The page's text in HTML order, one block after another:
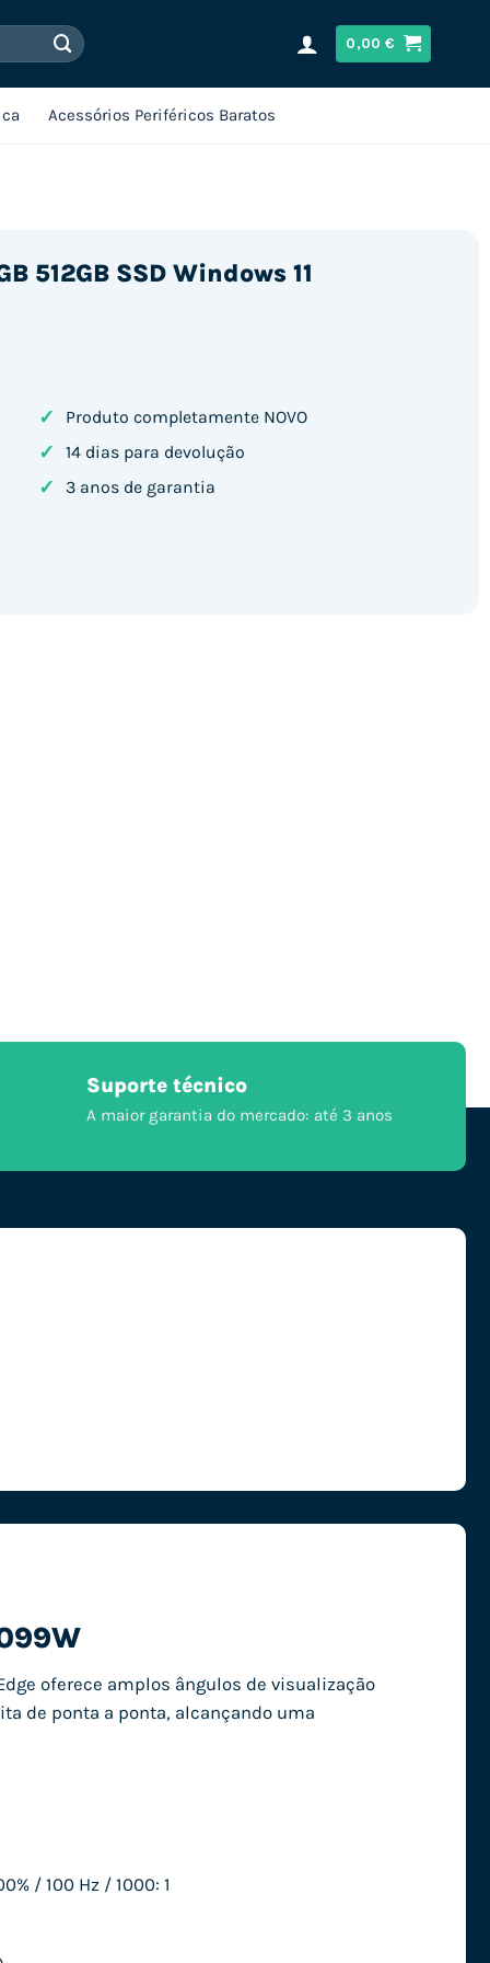
0,00€
Acessórios Periféricos Baratos
512GB SSD Windows 11
✓ Produto completamente NOVO
✓ 14 dias para devolução
✓ 3 anos de garantia
Suporte técnico
A maior garantia do mercado: até 3 anos
oferece amplos ângulos de visualização
de ponta a ponta, alcançando uma
/ 100 Hz / 1000: 1